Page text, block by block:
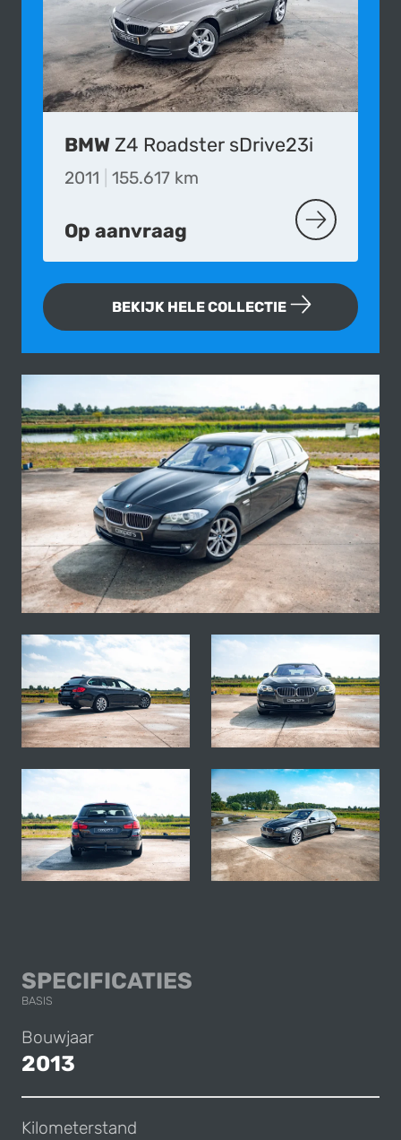
BMW Z4 Roadster sDrive23i
2011 155.617 km
Op aanvraag MEER OVER
BEKIJK HELE COLLECTIE
Fotogallerij van deze BMW F11
SPECIFICATIES
BASIS
Bouwjaar
2013
Kilometerstand